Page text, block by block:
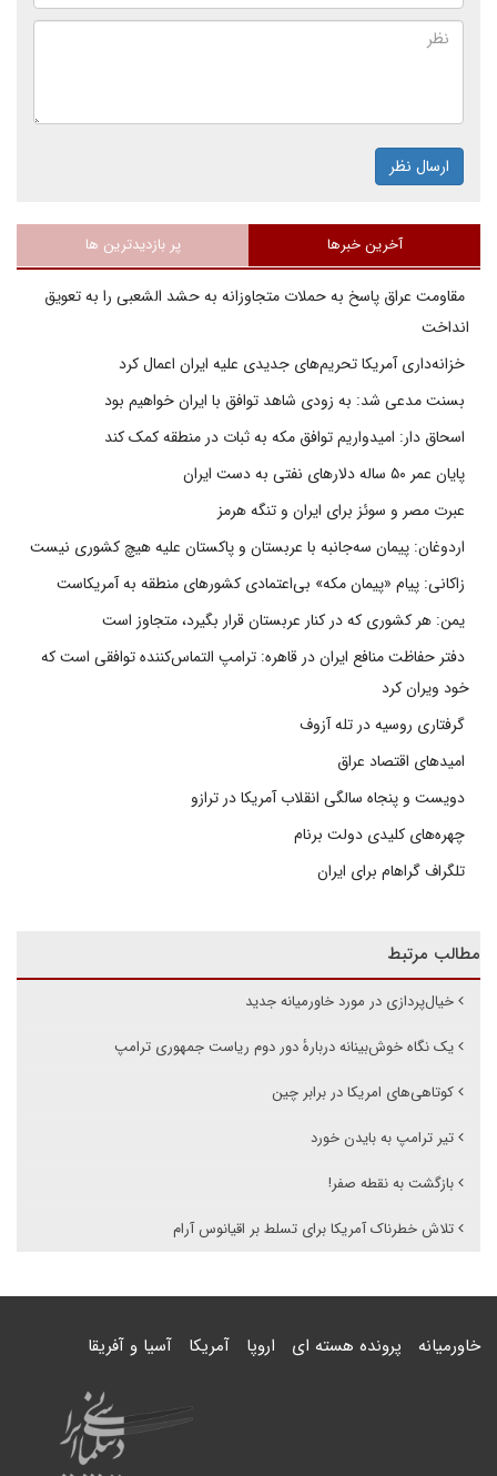
ارسال نظر
آخرین خبرها پر بازدیدترین ها
مقاومت عراق پاسخ به حملات متجاوزانه به حشد الشعبی را به تعویق
انداخت
خزانه‌داری آمریکا تحریم‌های جدیدی علیه ایران اعمال کرد
بسنت مدعی شد: به زودی شاهد توافق با ایران خواهیم بود
اسحاق دار: امیدواریم توافق مکه به ثبات در منطقه کمک کند
پایان عمر ۵۰ ساله دلارهای نفتی به دست ایران
عبرت مصر و سوئز برای ایران و تنگه هرمز
اردوغان: پیمان سه‌جانبه با عربستان و پاکستان علیه هیچ کشوری نیست
زاکانی: پیام «پیمان مکه» بی‌اعتمادی کشورهای منطقه به آمریکاست
یمن: هر کشوری که در کنار عربستان قرار بگیرد، متجاوز است
دفتر حفاظت منافع ایران در قاهره: ترامپ التماس‌کننده توافقی است که
خود ویران کرد
گرفتاری روسیه در تله آزوف
امیدهای اقتصاد عراق
دویست و پنجاه سالگی انقلاب آمریکا در ترازو
چهره‌های کلیدی دولت برنام
تلگراف گراهام برای ایران
مطالب مرتبط
خیال‌پردازی در مورد خاورمیانه جدید
یک نگاه خوش‌بینانه دربارهٔ دور دوم ریاست جمهوری ترامپ
کوتاهی‌های امریکا در برابر چین
تیر ترامپ به بایدن خورد
بازگشت به نقطه صفر!
تلاش خطرناک آمریکا برای تسلط بر اقیانوس آرام
خاورمیانه پرونده هسته ای اروپا آمریکا آسیا و آفریقا